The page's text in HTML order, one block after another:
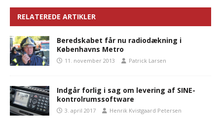
RELATEREDE ARTIKLER
Beredskabet får nu radiodækning i
Københavns Metro
11. november 2013 Patrick Larsen
Indgår forlig i sag om levering af SINE-
kontrolrumssoftware
3. april 2017 Henrik Kvistgaard Petersen